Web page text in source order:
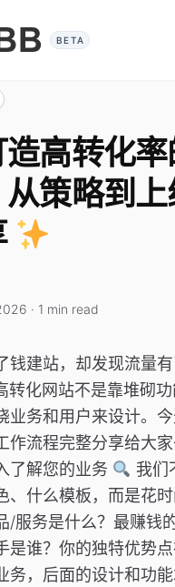
BETA
高转化
从策略到
· 1 min read
钱建站，却发现流量
化网站不是靠堆砌功
业务和用户来设计。
作流程完整分享给大
了解您的业务
我们
、什么模板，而是花时
/服务是什么？最赚钱
是谁？你的独特优势
务，后面的设计和功能